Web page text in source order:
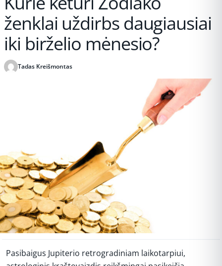
ženklai uždirbs daugiausiai
iki birželio mėnesio?
Tadas Kreišmontas
Pasibaigus Jupiterio retrogradiniam laikotarpiui,